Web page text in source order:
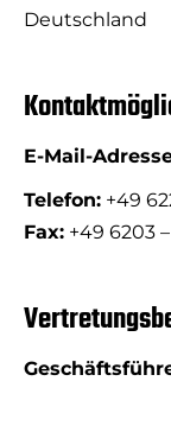
Deutschland
E-Mail-
Telefon: +49
Fax: +49 6203